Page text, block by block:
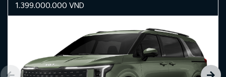
1.399.000.000 VND